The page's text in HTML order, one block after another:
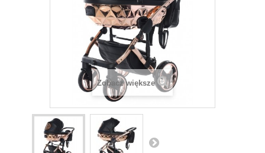
Zobacz większe